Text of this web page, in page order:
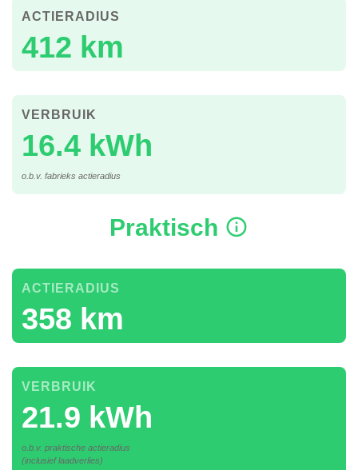
412 km
ACTIERADIUS
16.4 kWh
VERBRUIK
o.b.v. fabrieks actieradius
Praktisch
358 km
ACTIERADIUS
21.9 kWh
VERBRUIK
o.b.v. praktische actieradius
(inclusief laadverlies)